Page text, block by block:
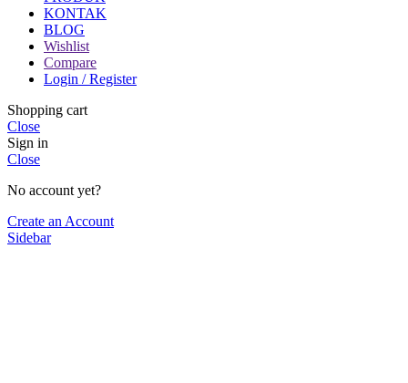
KONTAK
BLOG
Wishlist
Compare
Login / Register
Shopping cart
Close
Sign in
Close
No account yet?
Create an Account
Sidebar